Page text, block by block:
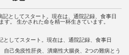
としてスタート。現在は、通院記録、食事日
す。 生かされた命を精一杯生きています。
としてスタート。現在は、通院記録、食事日
自己免疫性肝炎、潰瘍性大腸炎、2つの難病とう